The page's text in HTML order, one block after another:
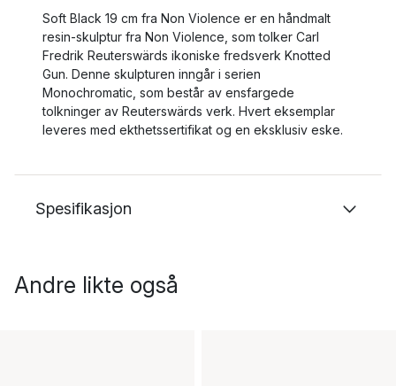
Soft Black 19 cm fra Non Violence er en håndmalt
resin-skulptur fra Non Violence, som tolker Carl
Fredrik Reuterswärds ikoniske fredsverk Knotted
Gun. Denne skulpturen inngår i serien
Monochromatic, som består av ensfargede
tolkninger av Reuterswärds verk. Hvert eksemplar
leveres med ekthetssertifikat og en eksklusiv eske.
Spesifikasjon
Andre likte også